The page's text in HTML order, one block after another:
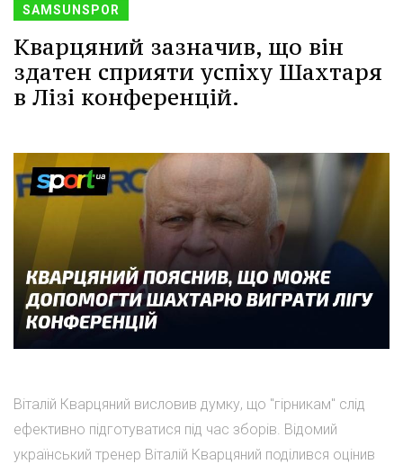
SAMSUNSPOR
Кварцяний зазначив, що він
здатен сприяти успіху Шахтаря
в Лізі конференцій.
Віталій Кварцяний висловив думку, що "гірникам" слід
ефективно підготуватися під час зборів. Відомий
український тренер Віталій Кварцяний поділився оцінив